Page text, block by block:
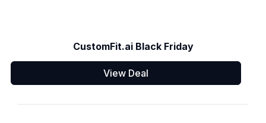
CustomFit.ai Black Friday
View Deal